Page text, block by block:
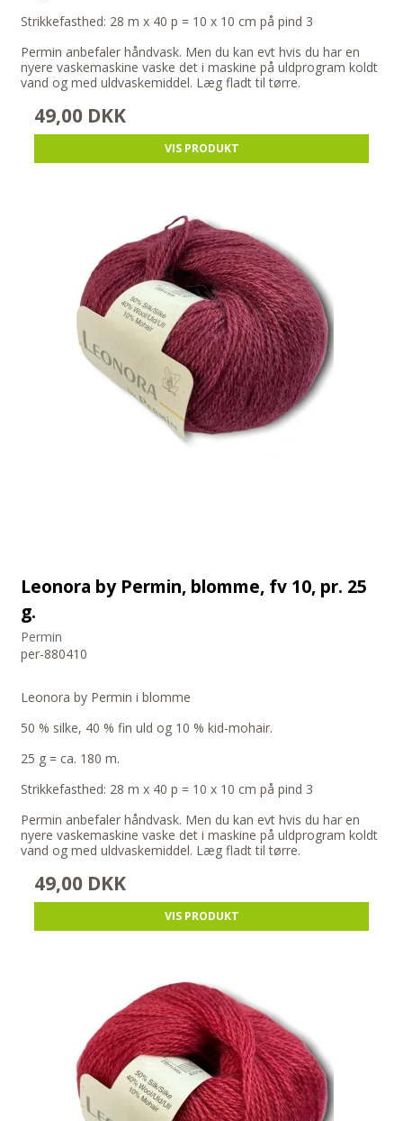
Strikkefasthed: 28 m x 40 p = 10 x 10 cm på pind 3
Permin anbefaler håndvask. Men du kan evt hvis du har en
nyere vaskemaskine vaske det i maskine på uldprogram koldt
vand og med uldvaskemiddel. Læg fladt til tørre.
49,00 DKK
VIS PRODUKT
Leonora by Permin, blomme, fv 10, pr. 25
g.
Permin
per-880410
Leonora by Permin i blomme
50 % silke, 40 % fin uld og 10 % kid-mohair.
25 g = ca. 180 m.
Strikkefasthed: 28 m x 40 p = 10 x 10 cm på pind 3
Permin anbefaler håndvask. Men du kan evt hvis du har en
nyere vaskemaskine vaske det i maskine på uldprogram koldt
vand og med uldvaskemiddel. Læg fladt til tørre.
49,00 DKK
VIS PRODUKT